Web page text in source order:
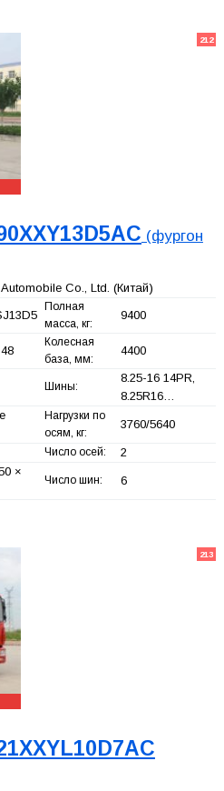
212
(фургон
Co., Ltd. (Китай)
Полная
масса, кг:
9400
Колесная
база, мм:
4400
Шины:
8.25-16 14PR,
8.25R16…
Нагрузки по
осям, кг:
3760/5640
Число осей: 2
×
Число шин: 6
213